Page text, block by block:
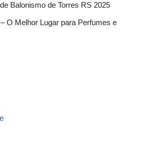
Balonismo de Torres RS 2025
O Melhor Lugar para Perfumes e